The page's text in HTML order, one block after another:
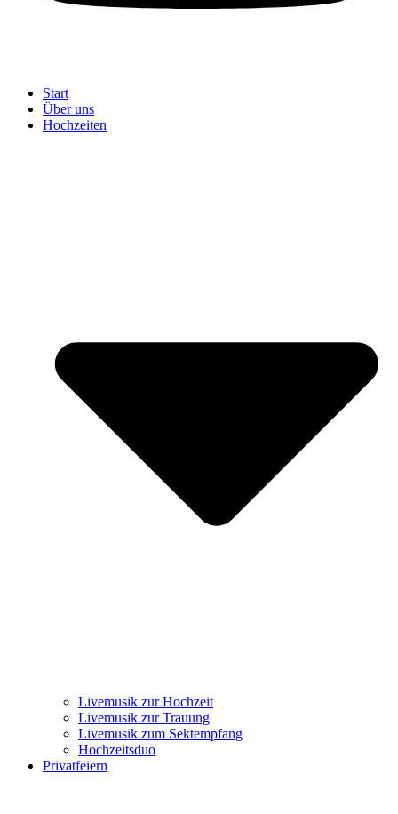
Start
Über uns
Hochzeiten
Livemusik zur Hochzeit
Livemusik zur Trauung
Livemusik zum Sektempfang
Hochzeitsduo
Privatfeiern